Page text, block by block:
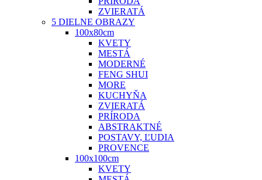
ZVIERATÁ
5 DIELNE OBRAZY
100x80cm
KVETY
MESTÁ
MODERNÉ
FENG SHUI
MORE
KUCHYŇA
ZVIERATÁ
PRÍRODA
ABSTRAKTNÉ
POSTAVY, ĽUDIA
PROVENCE
100x100cm
KVETY